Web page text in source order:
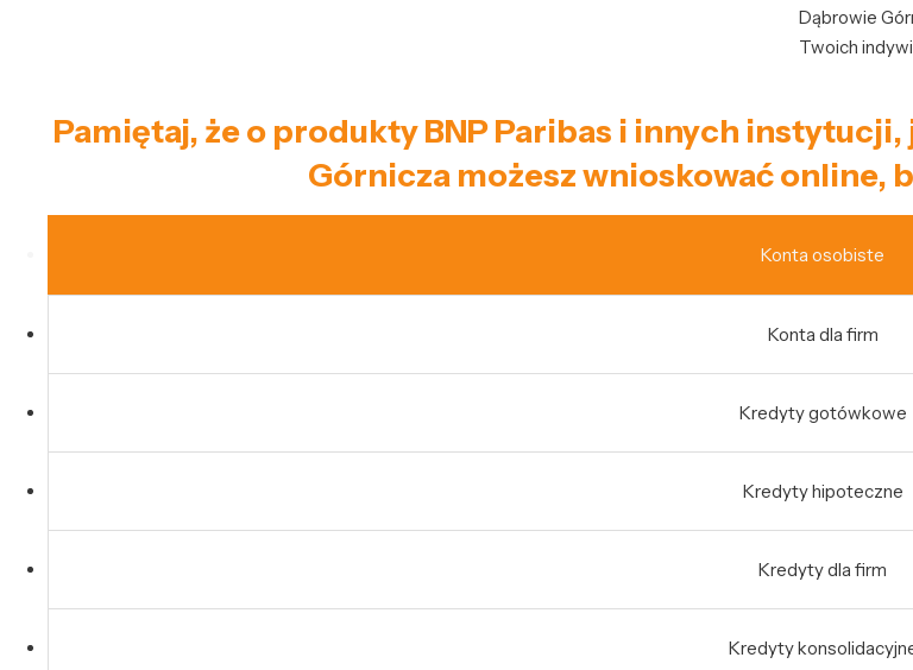
Dąbrowie
Twoich
Pamiętaj, że o produkty BNP Paribas i innych
Górnicza możesz wnioskować online,
Konta osobiste
Konta dla firm
Kredyty gotówkowe
Kredyty hipoteczne
Kredyty dla firm
Kredyty